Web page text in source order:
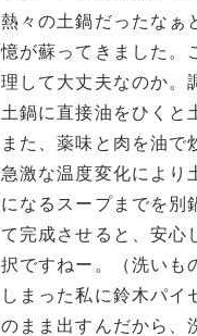
熱々の土鍋だったなぁ
憶が蘇ってきました。
理して大丈夫なのか。
土鍋に直接油をひくと
また、薬味と肉を油で
急激な温度変化により
になるスープまでを別
て完成させると、安心
択ですねー。（洗いも
しまった私に鈴木パイ
のまま出すんだから、